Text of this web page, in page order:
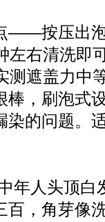
——按压出
左右清洗即
测遮盖力中
棒，刷泡式
染的问题。
年人头顶
百，角芽像